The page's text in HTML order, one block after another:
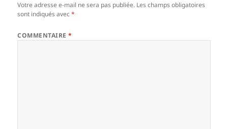
Votre adresse e-mail ne sera pas publiée. Les champs obligatoires
sont indiqués avec*
COMMENTAIRE*